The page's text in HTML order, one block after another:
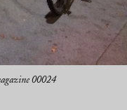
00024